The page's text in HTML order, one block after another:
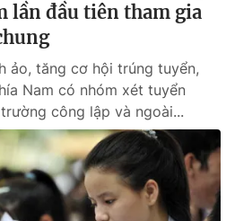
lần đầu tiên tham gia
ảo, tăng cơ hội trúng tuyển,
Nam có nhóm xét tuyển
công lập và ngoài...